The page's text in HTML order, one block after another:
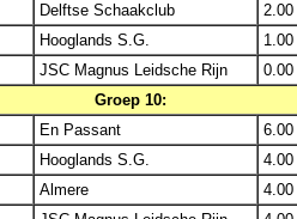
Delftse Schaakclub
2.00
Hooglands S.G.
1.00
JSC Magnus Leidsche Rijn
0.00
Groep 10:
En Passant
6.00
Hooglands S.G.
4.00
Almere
4.00